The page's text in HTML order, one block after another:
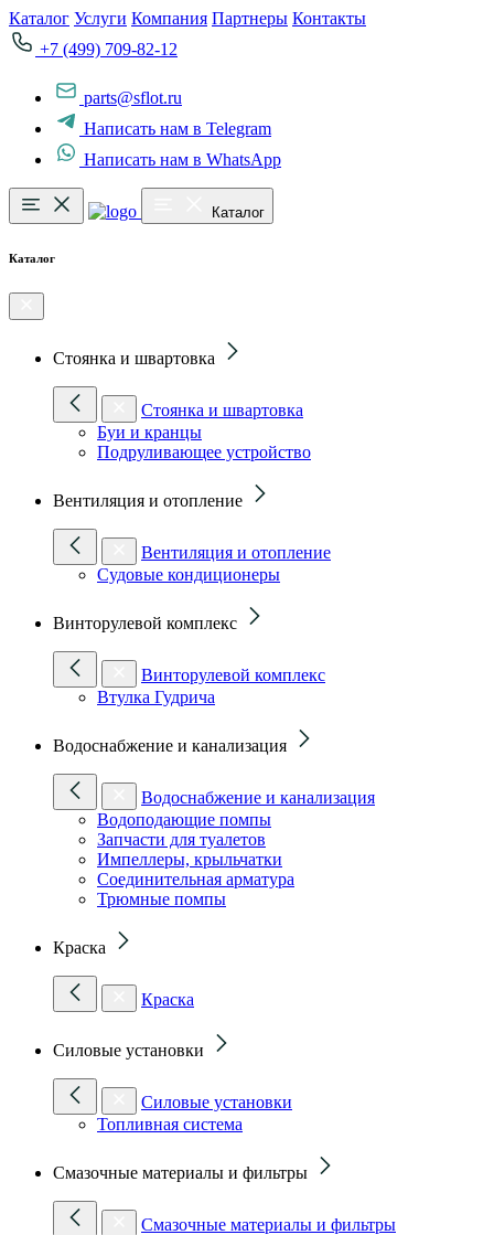
Каталог Услуги Компания Партнеры Контакты
+7 (499) 709-82-12
parts@sflot.ru
Написать нам в Telegram
Написать нам в WhatsApp
Каталог
Каталог
Стоянка и швартовка
Стоянка и швартовка
Буи и кранцы
Подруливающее устройство
Вентиляция и отопление
Вентиляция и отопление
Судовые кондиционеры
Винторулевой комплекс
Винторулевой комплекс
Втулка Гудрича
Водоснабжение и канализация
Водоснабжение и канализация
Водоподающие помпы
Запчасти для туалетов
Импеллеры, крыльчатки
Соединительная арматура
Трюмные помпы
Краска
Краска
Силовые установки
Силовые установки
Топливная система
Смазочные материалы и фильтры
Смазочные материалы и фильтры